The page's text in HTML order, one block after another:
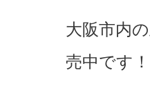
大阪市内
売中です！